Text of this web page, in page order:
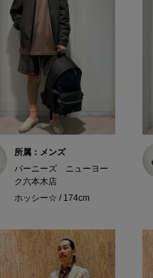
所属：メンズ
バーニーズ ニューヨー
ク六本木店
ホッシー☆ / 174cm